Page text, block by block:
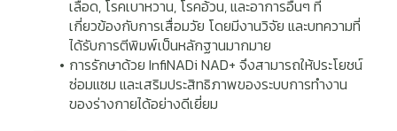
เลือด, โรคเบาหวาน, โรคอ้วน, และอาการอื่นๆ ที่
เกี่ยวข้องกับการเสื่อมวัย โดยมีงานวิจัย และบทความที่
ได้รับการตีพิมพ์เป็นหลักฐานมากมาย
การรักษาด้วย InfiNADi NAD+ จึงสามารถให้ประโยชน์
ซ่อมแซม และเสริมประสิทธิภาพของระบบการทำงาน
ของร่างกายได้อย่างดีเยี่ยม